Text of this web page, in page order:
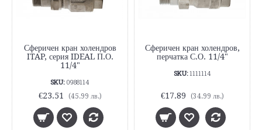
Сферичен кран холендров
ITAP, серия IDEAL П.О.
11/4"
SKU:0988114
€23.51 (45.99 лв.)
Сферичен кран холендров,
перчатка С.О. 11/4"
SKU:1111114
€17.89 (34.99 лв.)